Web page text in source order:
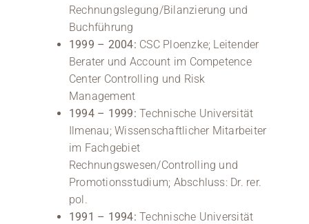
Rechnungslegung/Bilanzierung und
Buchführung
1999 – 2004: CSC Ploenzke; Leitender
Berater und Account im Competence
Center Controlling und Risk
Management
1994 – 1999: Technische Universität
Ilmenau; Wissenschaftlicher Mitarbeiter
im Fachgebiet
Rechnungswesen/Controlling und
Promotionsstudium; Abschluss: Dr. rer.
pol.
1991 – 1994: Technische Universität